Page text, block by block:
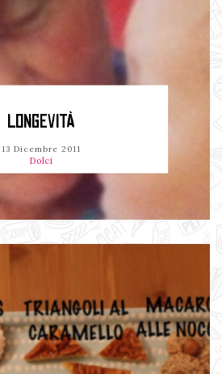
LONGEVITÀ
13 Dicembre 2011
Dolci